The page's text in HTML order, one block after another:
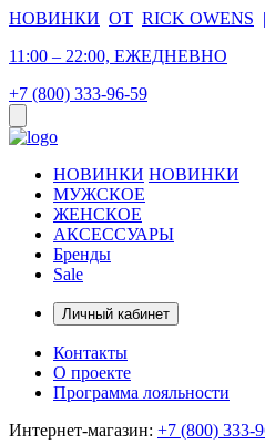
НОВИНКИ ОТ RICK OWENS |
11:00 – 22:00, ЕЖЕДНЕВНО
+7 (800) 333-96-59
НОВИНКИ НОВИНКИ
МУЖСКОЕ
ЖЕНСКОЕ
АКСЕССУАРЫ
Бренды
Sale
Личный кабинет
Контакты
О проекте
Программа лояльности
Интернет-магазин: +7 (800) 333-